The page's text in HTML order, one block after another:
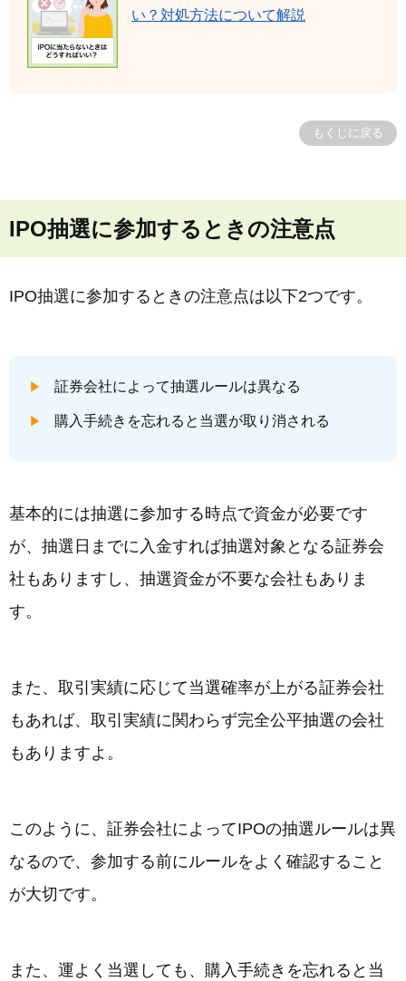
い？対処方法について解説
もくじに戻る
IPO抽選に参加するときの注意点
IPO抽選に参加するときの注意点は以下2つです。
証券会社によって抽選ルールは異なる
購入手続きを忘れると当選が取り消される
基本的には抽選に参加する時点で資金が必要です
が、抽選日までに入金すれば抽選対象となる証券会
社もありますし、抽選資金が不要な会社もありま
す。
また、取引実績に応じて当選確率が上がる証券会社
もあれば、取引実績に関わらず完全公平抽選の会社
もありますよ。
このように、証券会社によってIPOの抽選ルールは異
なるので、参加する前にルールをよく確認すること
が大切です。
また、運よく当選しても、購入手続きを忘れると当